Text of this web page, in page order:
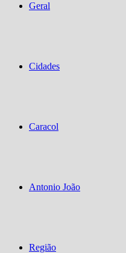
Geral
Cidades
Caracol
Antonio João
Região